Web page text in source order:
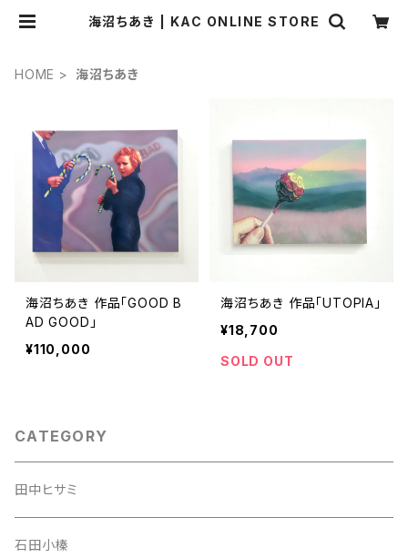
海沼ちあき | KAC ONLINE STORE
HOME 海沼ちあき
海沼ちあき 作品「GOOD B
AD GOOD」
¥110,000
海沼ちあき 作品「UTOPIA」
¥18,700
SOLD OUT
CATEGORY
田中ヒサミ
石田小榛